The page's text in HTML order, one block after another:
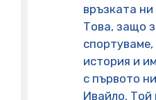
връзката
Това, защо
спортуваме,
история и
с първото
Ивайло.